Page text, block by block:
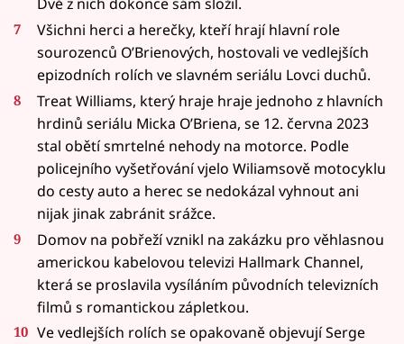
Všichni herci a herečky, kteří hrají hlavní role
sourozenců O’Brienových, hostovali ve vedlejších
epizodních rolích ve slavném seriálu Lovci duchů.
Treat Williams, který hraje hraje jednoho z hlavních
hrdinů seriálu Micka O’Briena, se 12. června 2023
stal obětí smrtelné nehody na motorce. Podle
policejního vyšetřování vjelo Wiliamsově motocyklu
do cesty auto a herec se nedokázal vyhnout ani
nijak jinak zabránit srážce.
Domov na pobřeží vznikl na zakázku pro věhlasnou
americkou kabelovou televizi Hallmark Channel,
která se proslavila vysíláním původních televizních
filmů s romantickou zápletkou.
Ve vedlejších rolích se opakovaně objevují Serge